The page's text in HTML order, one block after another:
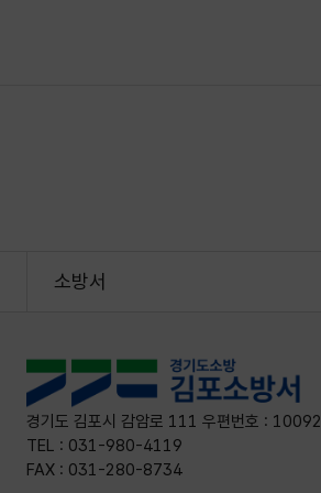
소방서
경기도 김포시 감암로 111 우편번호 : 10092
TEL : 031-980-4119
FAX : 031-280-8734